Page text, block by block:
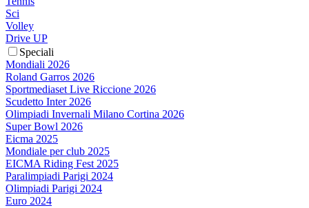
Sci
Volley
Drive UP
Speciali
Mondiali 2026
Roland Garros 2026
Sportmediaset Live Riccione 2026
Scudetto Inter 2026
Olimpiadi Invernali Milano Cortina 2026
Super Bowl 2026
Eicma 2025
Mondiale per club 2025
EICMA Riding Fest 2025
Paralimpiadi Parigi 2024
Olimpiadi Parigi 2024
Euro 2024